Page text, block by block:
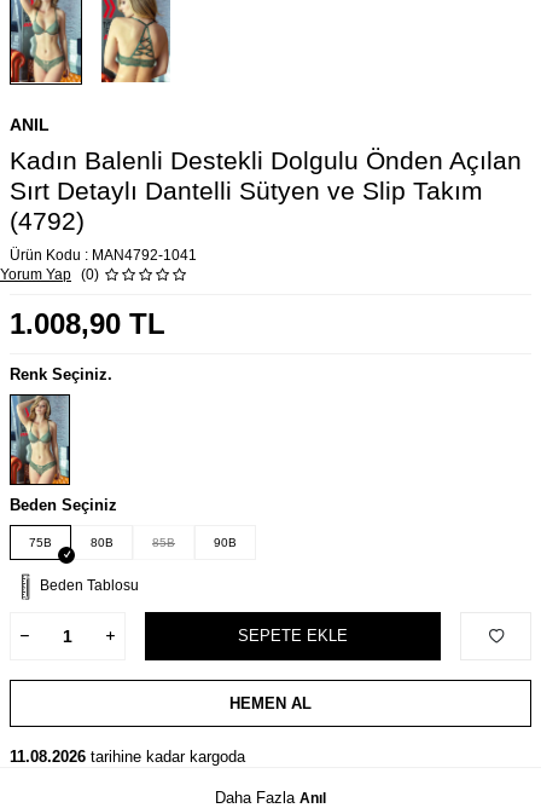
ANIL
Kadın Balenli Destekli Dolgulu Önden Açılan
Sırt Detaylı Dantelli Sütyen ve Slip Takım
(4792)
Ürün Kodu : MAN4792-1041
Yorum Yap (0)
1.008,90 TL
Renk Seçiniz.
Beden Seçiniz
75B 80B 85B 90B
Beden Tablosu
SEPETE EKLE
HEMEN AL
11.08.2026 tarihine kadar kargoda
Daha Fazla Anıl